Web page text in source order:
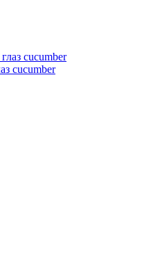
cucumber